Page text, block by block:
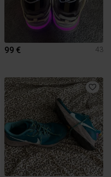
99 € 43